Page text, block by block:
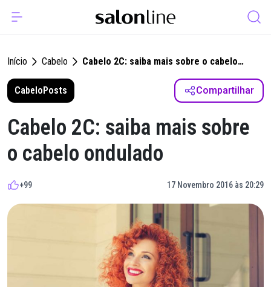
Início Cabelo
Cabelo 2C: saiba mais sobre o cabelo
CabeloPosts Compartilhar
Cabelo 2C: saiba mais sobre
o cabelo ondulado
+99 17 Novembro 2016 às 20:29